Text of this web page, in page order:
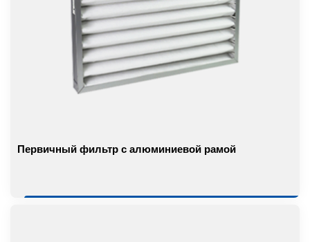
Первичный фильтр с алюминиевой рамой